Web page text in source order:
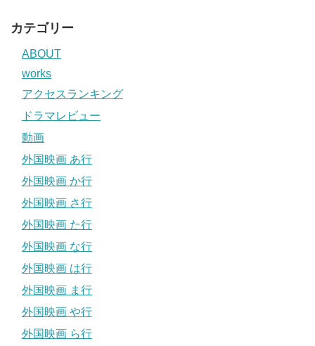
カテゴリー
ABOUT
works
アクセスランキング
ドラマレビュー
動画
外国映画 あ行
外国映画 か行
外国映画 さ行
外国映画 た行
外国映画 な行
外国映画 は行
外国映画 ま行
外国映画 や行
外国映画 ら行